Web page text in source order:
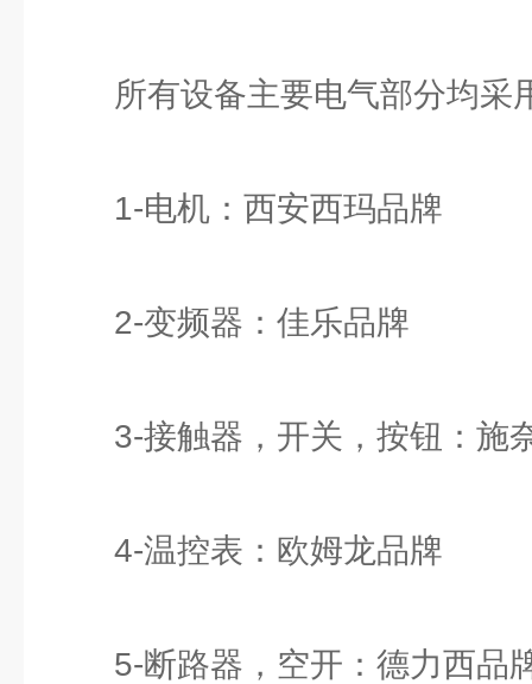
所有设备主要电气部分均采
1-电机：西安西玛品牌
2-变频器：佳乐品牌
3-接触器，开关，按钮：施
4-温控表：欧姆龙品牌
5-断路器，空开：德力西品